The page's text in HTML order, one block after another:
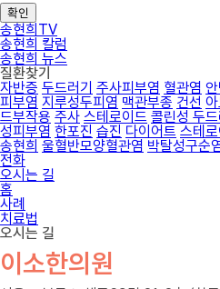
확인
송현희TV
송현희 칼럼
송현희 뉴스
질환찾기
자반증 두드러기 주사피부염 혈관염
피부염 지루성두피염 맥관부종 건선 아
드부작용 주사 스테로이드 콜린성 두드
성피부염 한포진 습진 다이어트 스테
송현희 울혈반모양혈관염 박탈성구순
전화
오시는 길
홈
사례
치료법
오시는 길
이소한의원